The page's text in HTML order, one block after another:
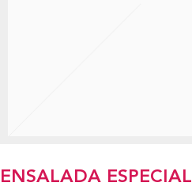
ENSALADA ESPECIAL